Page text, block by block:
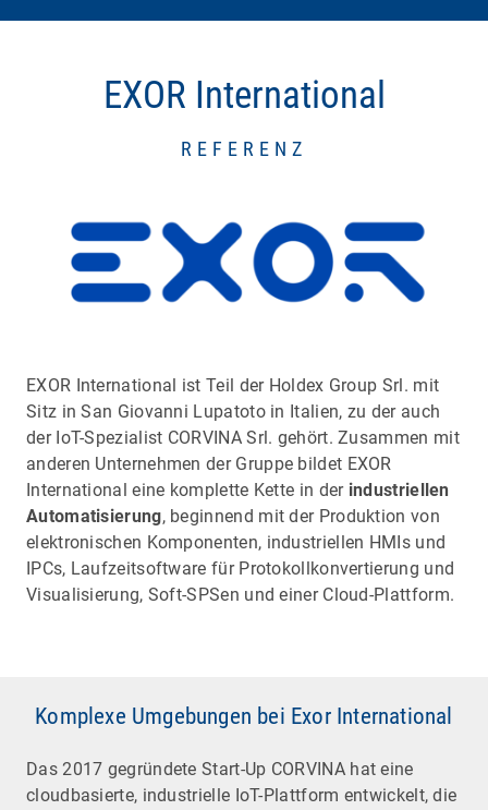
EXOR International
REFERENZ
EXOR International ist Teil der Holdex Group Srl. mit
Sitz in San Giovanni Lupatoto in Italien, zu der auch
der IoT-Spezialist CORVINA Srl. gehört. Zusammen mit
anderen Unternehmen der Gruppe bildet EXOR
International eine komplette Kette in der industriellen
Automatisierung, beginnend mit der Produktion von
elektronischen Komponenten, industriellen HMIs und
IPCs, Laufzeitsoftware für Protokollkonvertierung und
Visualisierung, Soft-SPSen und einer Cloud-Plattform.
Komplexe Umgebungen bei Exor International
Das 2017 gegründete Start-Up CORVINA hat eine
cloudbasierte, industrielle IoT-Plattform entwickelt, die